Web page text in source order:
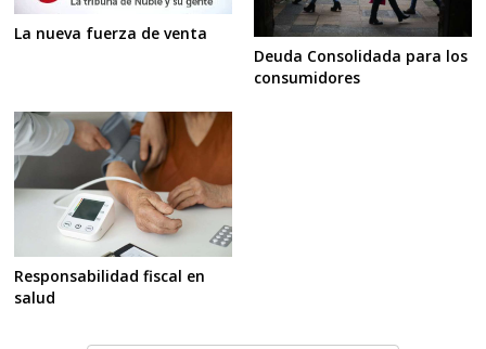
La nueva fuerza de venta
Deuda Consolidada para los
consumidores
Responsabilidad fiscal en
salud